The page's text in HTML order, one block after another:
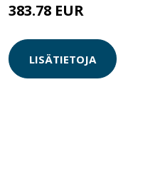
383.78 EUR
LISÄTIETOJA